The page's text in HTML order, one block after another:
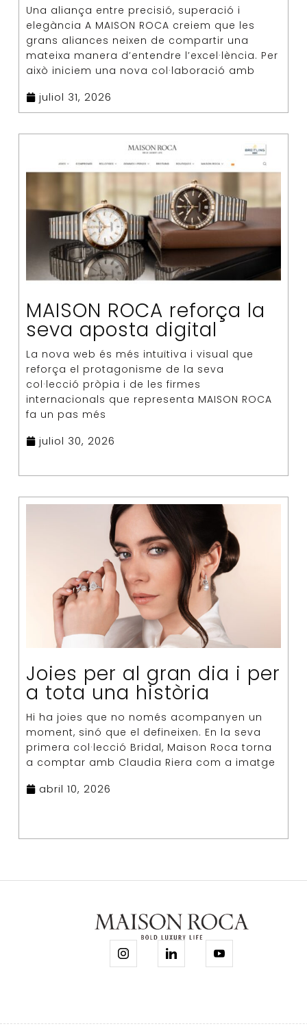
Una aliança entre precisió, superació i
elegància A MAISON ROCA creiem que les
grans aliances neixen de compartir una
mateixa manera d’entendre l’excel·lència. Per
això iniciem una nova col·laboració amb
juliol 31, 2026
MAISON ROCA reforça la
seva aposta digital
La nova web és més intuïtiva i visual que
reforça el protagonisme de la seva
col·lecció pròpia i de les firmes
internacionals que representa MAISON ROCA
fa un pas més
juliol 30, 2026
Joies per al gran dia i per
a tota una història
Hi ha joies que no només acompanyen un
moment, sinó que el defineixen. En la seva
primera col·lecció Bridal, Maison Roca torna
a comptar amb Claudia Riera com a imatge
abril 10, 2026